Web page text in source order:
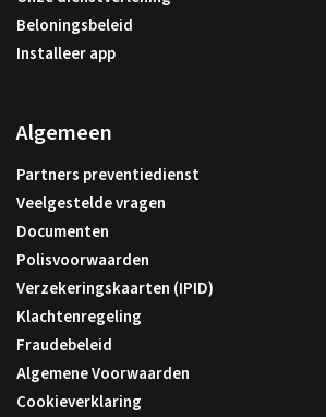
Beloningsbeleid
Installeer app
Algemeen
Partners preventiedienst
Veelgestelde vragen
Documenten
Polisvoorwaarden
Verzekeringskaarten (IPID)
Klachtenregeling
Fraudebeleid
Algemene Voorwaarden
Cookieverklaring